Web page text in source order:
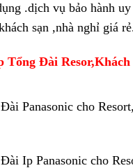
.dịch vụ bảo hành
sạn ,nhà nghỉ giá
Tổng Đài Resor,Khách
Panasonic cho
Ip Panasonic cho